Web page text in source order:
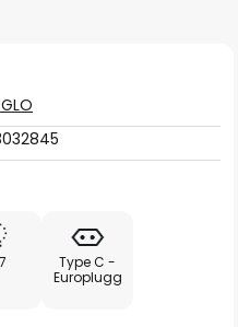
Type C -
Europlugg